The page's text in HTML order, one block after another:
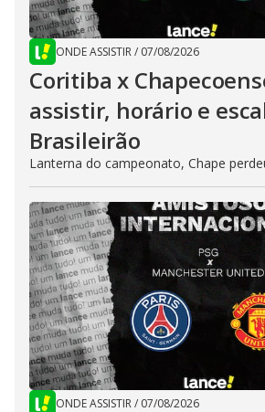
ONDE ASSISTIR/ 07/08/2026
Coritiba x
assistir, horário e
Brasileirão
Lanterna do campeonato, Chape
ONDE ASSISTIR/ 07/08/2026